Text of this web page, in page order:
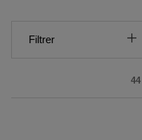
Filtrer